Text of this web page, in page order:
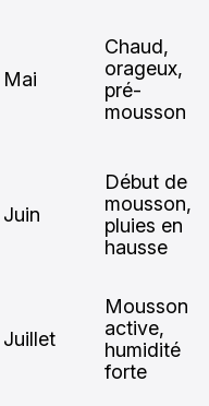
Mai
Chaud,
orageux,
pré-
mousson
Juin
Début de
mousson,
pluies en
hausse
Juillet
Mousson
active,
humidité
forte